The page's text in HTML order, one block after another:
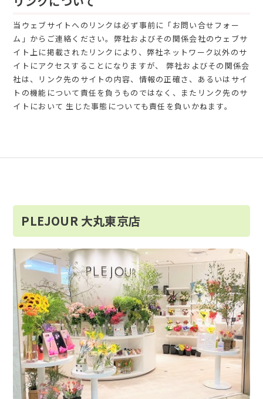
当ウェブサイトへのリンクは必ず事前に「お問い合せフォー
ム」からご連絡ください。弊社およびその関係会社のウェブサ
イト上に掲載されたリンクにより、弊社ネットワーク以外のサ
イトにアクセスすることになりますが、 弊社およびその関係会
社は、リンク先のサイトの内容、情報の正確さ、あるいはサイ
トの機能について責任を負うものではなく、またリンク先のサ
イトにおいて 生じた事態についても責任を負いかねます。
PLEJOUR 大丸東京店